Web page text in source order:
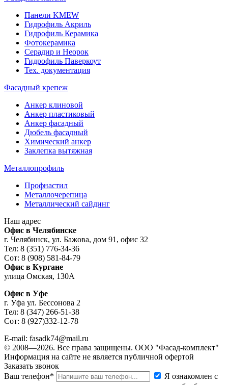
Панели KMEW
Гидрофиль Акриль
Гидрофиль Керамика
Фотокерамика
Серадир и Неорок
Гидрофиль Паверкоут
Тех. документация
Фасадный крепеж
Анкер клиновой
Анкер пластиковый
Анкер фасадный
Дюбель фасадный
Химический анкер
Заклепка вытяжная
Металлопрофиль
Профнастил
Металлочерепица
Металлический сайдинг
Наш адрес
Офис в Челябинске
г. Челябинск, ул. Бажова, дом 91, офис 32
Тел: 8 (351) 776-34-36
Сот: 8 (908) 581-84-79
Офис в Кургане
улица Омская, 130А
Офис в Уфе
г. Уфа ул. Бессонова 2
Тел: 8 (347) 266-51-38
Сот: 8 (927)332-12-78
E-mail: fasadk74@mail.ru
© 2008—2026. Все права защищены. ООО "Фасад-комплект"
Информация на сайте не является публичной офертой
Заказать звонок
Ваш телефон*
Я ознакомлен с